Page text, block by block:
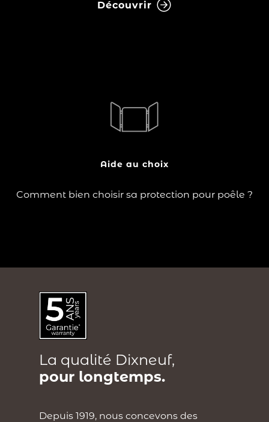
Découvrir
Aide au choix
Comment bien choisir sa protection pour poêle ?
protections pour poêles se positionnent autour de
Lire la suite
La qualité Dixneuf,
pour longtemps.
Depuis 1919, nous concevons des